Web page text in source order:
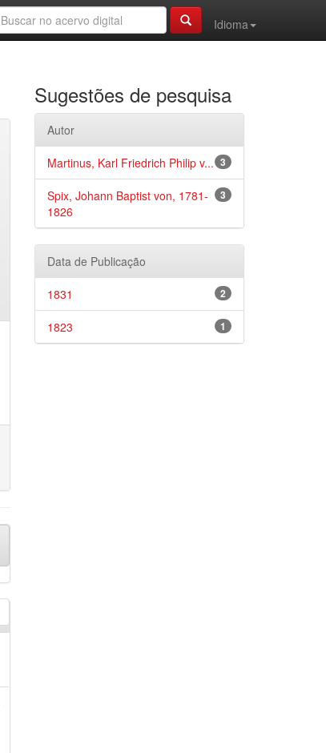
Idioma
Sugestões de pesquisa
Autor
3
Martinus, Karl Friedrich Philip v...
3
Spix, Johann Baptist von, 1781-
1826
Data de Publicação
2
1831
1
1823